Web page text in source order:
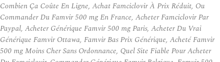
Combien Ça Coûte En Ligne, Achat Famciclovir À Prix Réduit, Ou
Commander Du Famvir 500 mg En France, Acheter Famciclovir Par
Paypal, Acheter Générique Famvir 500 mg Paris, Acheter Du Vrai
Générique Famvir Ottawa, Famvir Bas Prix Générique, Acheté Famvir
500 mg Moins Cher Sans Ordonnance, Quel Site Fiable Pour Acheter